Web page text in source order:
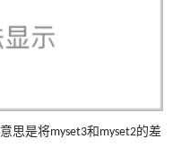
思是将myset3和 myset2的差